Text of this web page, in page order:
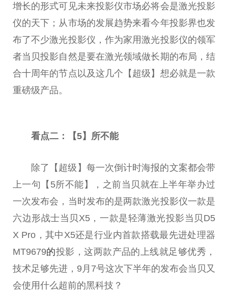
增长的形式可见未来投影仪市场必将会是激光投影
仪的天下；从市场的发展趋势来看今年投影界也发
布了不少激光投影仪，作为家用激光投影仪的领军
者当贝投影自然是要在激光领域做长期的布局，结
合十周年的节点以及这几个【超级】想必就是一款
重磅级产品。
看点二：【5】所不能
除了【超级】每一次倒计时海报的文案都会带
上一句【5所不能】，之前当贝就在上半年举办过
一次发布会，当时发布的是两款激光投影仪一款是
六边形战士当贝X5，一款是轻薄激光投影当贝D5
X Pro，其中X5还是行业内首款搭载最先进处理器
MT9679的投影，这两款产品的上线就足够优秀，
技术足够先进，9月7号这次下半年的发布会当贝又
会使用什么超前的黑科技？